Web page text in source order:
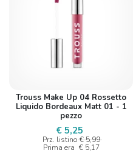
Trouss Make Up 04 Rossetto
Liquido Bordeaux Matt 01 - 1
pezzo
€ 5,25
Prz. listino € 5,99
Prima era € 5,17